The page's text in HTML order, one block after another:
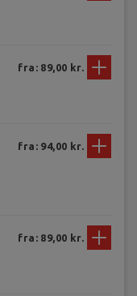
fra: 89,00 kr.
fra: 94,00 kr.
fra: 89,00 kr.